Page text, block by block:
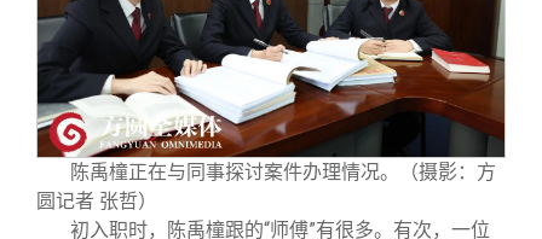
陈禹橦正在与同事探讨案件办理情况。（摄影：方
圆记者 张哲）
初入职时，陈禹橦跟的“师傅”有很多。有次，一位